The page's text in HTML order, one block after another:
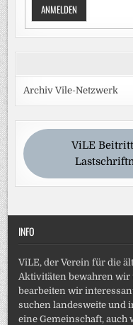
ANMELDEN
Archiv Vile-Netzwerk
ViLE
INFO
ViLE, der Verein für die
Aktivitäten bewahren wir
bearbeiten wir
suchen landesweite und
eine Gemeinschaft, auch